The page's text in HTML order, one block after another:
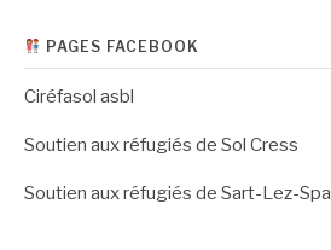
PAGES FACEBOOK
Ciréfasol asbl
Soutien aux réfugiés de Sol Cress
Soutien aux réfugiés de Sart-Lez-Spa